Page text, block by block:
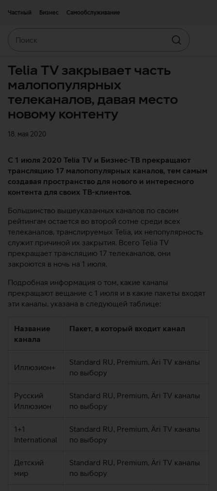
Частный
Бизнес Самообслуживание
Искать
Telia TV закрывает часть
малопопулярных
телеканалов, давая место
новому контенту
18. мая 2020
С 1 июля 2020 Telia TV и Бизнес-ТВ прекращают
трансляцию 17 малопопулярных каналов, тем самым
создавая пространство для нового и интересного
контента для своих ТВ-клиентов.
Большинство вышеуказанных каналов по своим
рейтингам остается во второй сотне среди всех
телеканалов, транслируемых Telia, их непопулярность
служит причиной их закрытия. Всего Telia TV
прекращает трансляцию 17 телеканалов, они
закроются в ночь на 1 июля.
Подробная информация о том, какие каналы
прекращают вещание с 1 июля и в какие пакеты входят
эти каналы, указана в следующей таблице:
Название
канала
Пакет, в который входит канал
Иллюзион+
Standard RU, Premium, Äri TV каналы
по выбору
Русский
Иллюзион
Standard RU, Premium, Äri TV каналы
по выбору
1+1
International
Standard RU, Premium, Äri TV каналы
по выбору
Детский
мир
Standard RU, Premium, Äri TV каналы
по выбору